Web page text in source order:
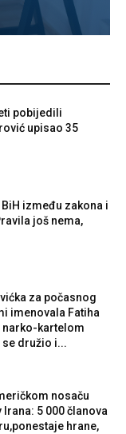
pobijedili
upisao 35
između zakona i
još nema,
za počasnog
imenovala Fatiha
narko-kartelom
se družio i...
nosaču
5 000 članova
hrane,